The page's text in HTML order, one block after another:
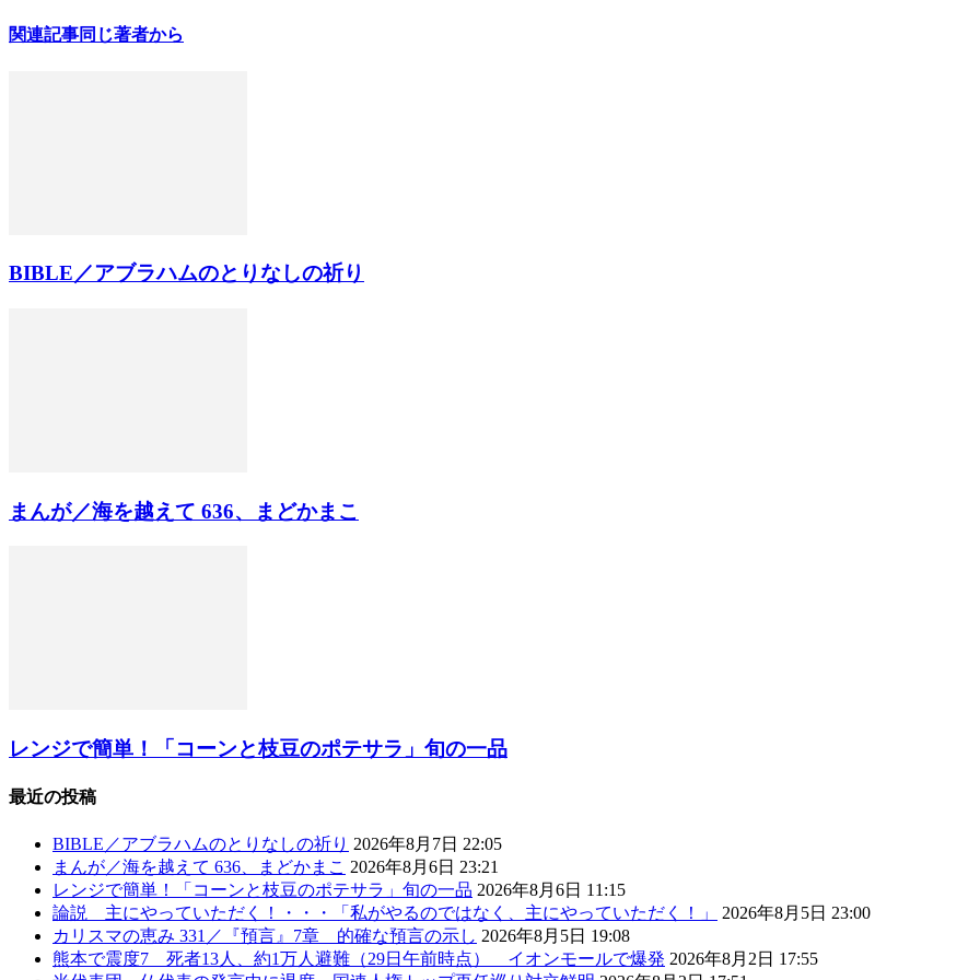
関連記事同じ著者から
BIBLE／アブラハムのとりなしの祈り
まんが／海を越えて 636、まどかまこ
レンジで簡単！「コーンと枝豆のポテサラ」旬の一品
最近の投稿
BIBLE／アブラハムのとりなしの祈り 2026年8月7日 22:05
まんが／海を越えて 636、まどかまこ 2026年8月6日 23:21
レンジで簡単！「コーンと枝豆のポテサラ」旬の一品 2026年8月6日 11:15
論説 主にやっていただく！・・・「私がやるのではなく、主にやっていただく！」
2026年8月5日 23:00
カリスマの恵み 331／『預言』7章 的確な預言の示し 2026年8月5日 19:08
熊本で震度7 死者13人、約1万人避難（29日午前時点） イオンモールで爆発 2026年8月2日 17:55